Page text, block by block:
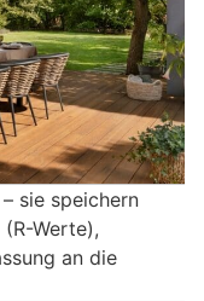
sie speichern
Werte),
an die